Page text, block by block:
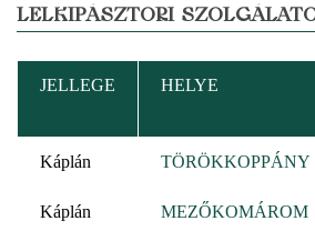
LELKIPÁSZTORI
JELLEGE HELYE
Káplán TÖRÖKKOPPÁNY
Káplán MEZŐKOMÁROM